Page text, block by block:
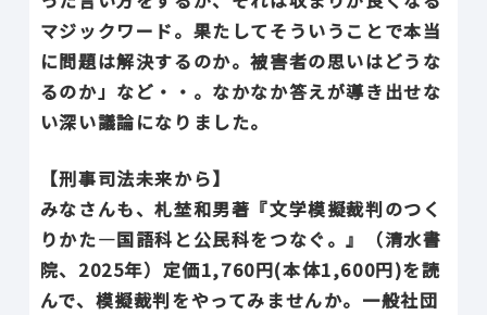
マジックワード。果たしてそういうことで本当
に問題は解決するのか。被害者の思いはどうな
るのか」など・・。なかなか答えが導き出せな
い深い議論になりました。
【刑事司法未来から】
みなさんも、札埜和男著『文学模擬裁判のつく
りかた―国語科と公民科をつなぐ。』（清水書
院、2025年）定価1,760円(本体1,600円)を読
んで、模擬裁判をやってみませんか。一般社団